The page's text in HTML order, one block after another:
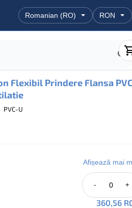
Flexibil Prindere Flansa
PVC-U
Afișează mai
- +
360,56